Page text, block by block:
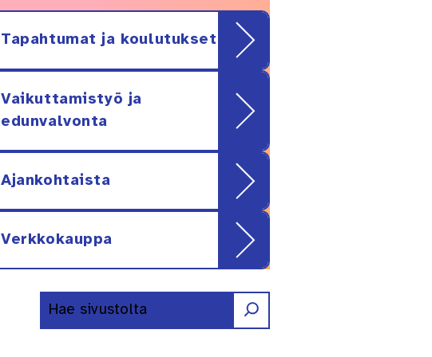
Tapahtumat ja koulutukset
Vaikuttamistyö ja
edunvalvonta
Ajankohtaista
Verkkokauppa
Etsi